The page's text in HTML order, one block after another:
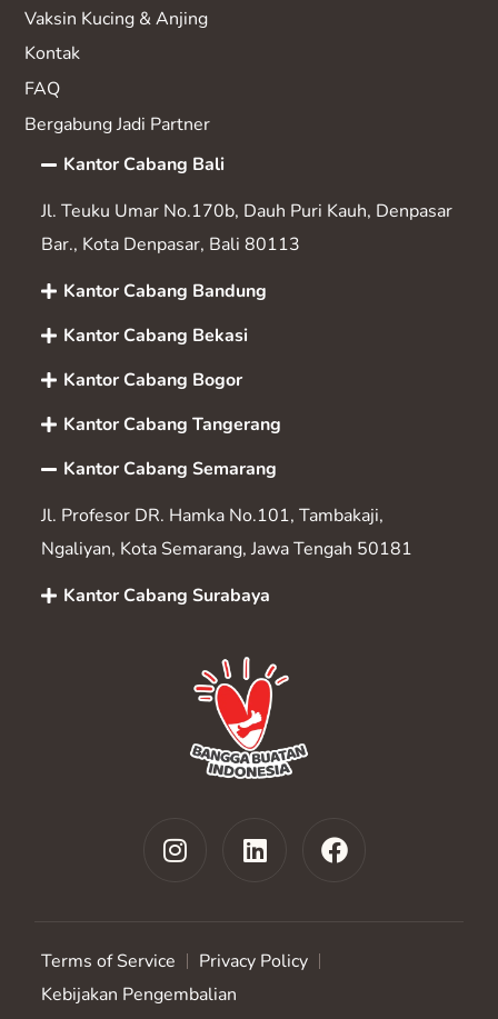
Vaksin Kucing & Anjing
Kontak
FAQ
Bergabung Jadi Partner
Kantor Cabang Bali
Jl. Teuku Umar No.170b, Dauh Puri Kauh, Denpasar
Bar., Kota Denpasar, Bali 80113
Kantor Cabang Bandung
Kantor Cabang Bekasi
Kantor Cabang Bogor
Kantor Cabang Tangerang
Kantor Cabang Semarang
Jl. Profesor DR. Hamka No.101, Tambakaji,
Ngaliyan, Kota Semarang, Jawa Tengah 50181
Kantor Cabang Surabaya
Terms of Service
Privacy Policy
Kebijakan Pengembalian